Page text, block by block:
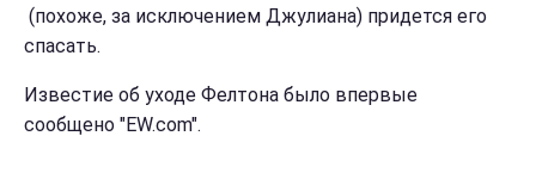
(похоже, за исключением Джулиана) придется его
спасать.
Известие об уходе Фелтона было впервые
сообщено "EW.com".